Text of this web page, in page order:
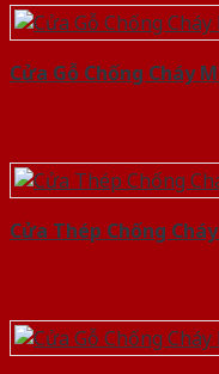
Cửa Gỗ Chống Cháy
Cửa Thép Chống Cháy